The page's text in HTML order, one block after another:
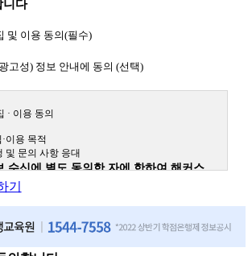
니다
및 이용 동의(필수)
고성) 정보 안내에 동의 (선택)
· 이용 동의
이용 목적
및 문의 사항 응대
수신에 별도 동의한 자에 한하여 해커스
을 비롯한 해커스 교육그룹의 새로운 서
해커스인강, 해커스프랩, 해커스톡, 해커스중국
기